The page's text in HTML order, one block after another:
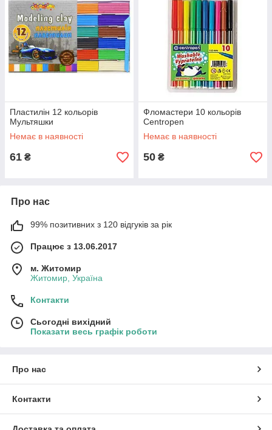
Пластилін 12 кольорів
Мультяшки
Немає в наявності
61 ₴
Фломастери 10 кольорів
Сentropen
Немає в наявності
50 ₴
Про нас
99% позитивних з 120 відгуків за рік
Працює з 13.06.2017
м. Житомир
Житомир, Україна
Контакти
Сьогодні вихідний
Показати весь графік роботи
Про нас
Контакти